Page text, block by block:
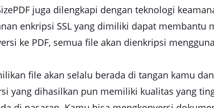
juga dilengkapi dengan teknologi
enkripsi SSL yang dimiliki dapat
ke PDF, semua file akan dienkripsi
file akan selalu berada di tangan kamu
yang dihasilkan pun memiliki kualitas yang